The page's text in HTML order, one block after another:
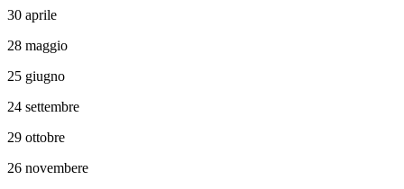
30 aprile
28 maggio
25 giugno
24 settembre
29 ottobre
26 novembere